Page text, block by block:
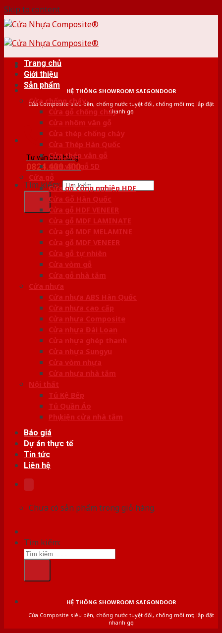
Skip to content
HỆ THỐNG SHOWROOM SAIGONDOOR
Cửa Composite siêu bền, chống nước tuyệt đối, chống mối mọt, lắp đặt
nhanh gọn
Tư vấn bán hàng
0824.400.400
Tìm kiếm:
Trang chủ
Giới thiệu
Sản phẩm
Cửa chống cháy
Cửa gỗ chống cháy
Cửa nhôm vân gỗ
Cửa thép chống cháy
Cửa Thép Hàn Quốc
Cửa thép vân gỗ
Cửa vân gỗ 5D
Cửa gỗ
Cửa gỗ công nghiệp HDF
Cửa Gỗ Hàn Quốc
Cửa gỗ HDF VENEER
Cửa gỗ MDF LAMINATE
Cửa gỗ MDF MELAMINE
Cửa gỗ MDF VENEER
Cửa gỗ tự nhiên
Cửa vòm gỗ
Cửa gỗ nhà tắm
Cửa nhựa
Cửa nhựa ABS Hàn Quốc
Cửa nhựa cao cấp
Cửa nhựa Composite
Cửa nhựa Đài Loan
Cửa nhựa ghép thanh
Cửa nhựa Sungyu
Cửa vòm nhựa
Cửa nhựa nhà tắm
Nội thất
Tủ Kệ Bếp
Tủ Quần Áo
Phụ kiện cửa nhà tắm
Báo giá
Dự án thực tế
Tin tức
Liên hệ
Chưa có sản phẩm trong giỏ hàng.
Tìm kiếm:
HỆ THỐNG SHOWROOM SAIGONDOOR
Cửa Composite siêu bền, chống nước tuyệt đối, chống mối mọt, lắp đặt
nhanh gọn